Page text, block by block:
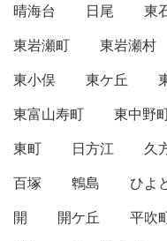
晴海台 日尾 東
東岩瀬町
東岩瀬村
東小俣
東ケ丘
東富山寿町
東中野
東町
日方江 久
百塚
鵯島 ひよ
開
開ケ丘 平吹